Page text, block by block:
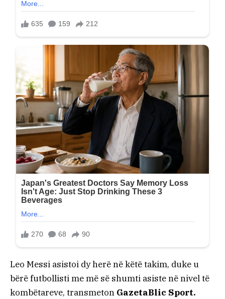
Leo Messi asistoi dy herë në këtë takim, duke u
bërë futbollisti me më së shumti asiste në nivel të
kombëtareve, transmeton GazetaBlic Sport.